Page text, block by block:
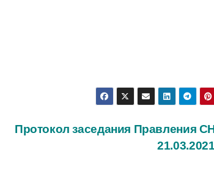
Протокол заседания Правления
21.03.2021